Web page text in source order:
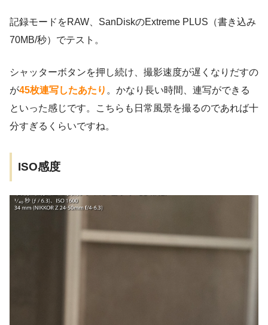
記録モードをRAW、SanDiskのExtreme PLUS（書き込み
70MB/秒）でテスト。
シャッターボタンを押し続け、撮影速度が遅くなりだすの
が45枚連写したあたり 。かなり長い時間、連写ができる
といった感じです。こちらも日常風景を撮るのであれば十
分すぎるくらいですね。
ISO感度